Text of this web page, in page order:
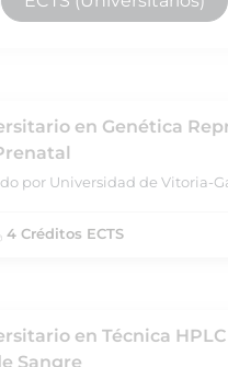
en Genética
por Universidad de Vitoria-
4 Créditos ECTS
en Técnica
Sangre